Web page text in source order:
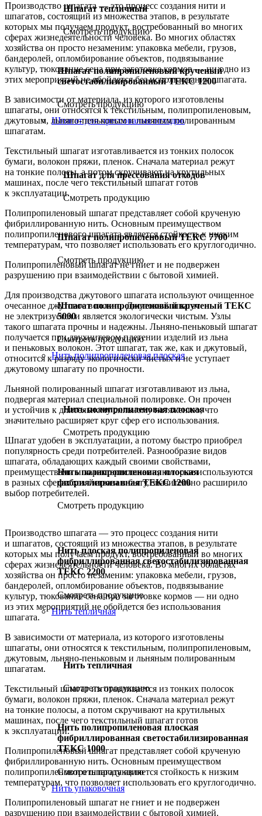
Шпагат тепличный
Смотреть продукцию
Шпагат полипропиленовый крученый
светостабилизированный ТЕКС 1200
Смотреть продукцию
Шпагат для прессования отходов
Шпагат для прессования отходов
Смотреть продукцию
Шпагат полипропиленовый ТЕКС 7700
Смотреть продукцию
Шпагат полипропиленовый крученый ТЕКС
5000
Смотреть продукцию
Нить полипропиленовая плоская
Нить полипропиленовая плоская
Смотреть продукцию
Нить полипропиленовая плоская
фибриллированная ТЕКС 1200
Смотреть продукцию
Нить плоская полипропиленовая
фибриллированная светостабилизированная
ТЕКС 2200
Смотреть продукцию
Нить тепличная
Нить тепличная
Смотреть продукцию
Нить полипропиленовая плоская
фибриллированная светостабилизированная
ТЕКС 1000
Смотреть продукцию
Нить упаковочная
Производство шпагата — это процесс создания нити и
шпагатов, состоящий из множества этапов, в результате
которых мы получаем продукт, востребованный во многих
сферах жизнедеятельности человека. Во многих областях
хозяйства он просто незаменим: упаковка мебели, грузов,
бандеролей, опломбирование объектов, подвязывание
культур, тюкование сена при заготовке кормов — ни одно из
этих мероприятий не обойдется без использования шпагата.
В зависимости от материала, из которого изготовлены
шпагаты, они относятся к текстильным, полипропиленовым,
джутовым, льняно-пеньковым и льняным полированным
шпагатам.
Текстильный шпагат изготавливается из тонких полосок
бумаги, волокон пряжи, пленок. Сначала материал режут
на тонкие полосы, а потом скручивают на крутильных
машинах, после чего текстильный шпагат готов
к эксплуатации.
Полипропиленовый шпагат представляет собой крученую
фибриллированную нить. Основным преимуществом
полипропиленового шпагата является стойкость к низким
температурам, что позволяет использовать его круглогодично.
Полипропиленовый шпагат не гниет и не подвержен
разрушению при взаимодействии с бытовой химией.
Для производства джутового шпагата используют очищенное
очесанное джутовое волокно. Джутовый шпагат
не электризуется и является экологически чистым. Узлы
такого шпагата прочны и надежны. Льняно-пеньковый шпагат
получается при двухнитевом плетении изделий из льна
и пеньковых волокон. Этот шпагат, так же, как и джутовый,
относится к разряду экологически чистых и не уступает
джутовому шпагату по прочности.
Льняной полированный шпагат изготавливают из льна,
подвергая материал специальной полировке. Он прочен
и устойчив к длительному сильному натяжению, что
значительно расширяет круг сфер его использования.
Шпагат удобен в эксплуатации, а потому быстро приобрел
популярность среди потребителей. Разнообразие видов
шпагата, обладающих каждый своими свойствами,
преимуществами и характеристиками, которые используются
в разных сферах хозяйства и в быту, значительно расширило
выбор потребителей.
Производство шпагата — это процесс создания нити
и шпагатов, состоящий из множества этапов, в результате
которых мы получаем продукт, востребованный во многих
сферах жизнедеятельности человека. Во многих областях
хозяйства он просто незаменим: упаковка мебели, грузов,
бандеролей, опломбирование объектов, подвязывание
культур, тюкование сена при заготовке кормов — ни одно
из этих мероприятий не обойдется без использования
шпагата.
В зависимости от материала, из которого изготовлены
шпагаты, они относятся к текстильным, полипропиленовым,
джутовым, льняно-пеньковым и льняным полированным
шпагатам.
Текстильный шпагат изготавливается из тонких полосок
бумаги, волокон пряжи, пленок. Сначала материал режут
на тонкие полосы, а потом скручивают на крутильных
машинах, после чего текстильный шпагат готов
к эксплуатации.
Полипропиленовый шпагат представляет собой крученую
фибриллированную нить. Основным преимуществом
полипропиленового шпагата является стойкость к низким
температурам, что позволяет использовать его круглогодично.
Полипропиленовый шпагат не гниет и не подвержен
разрушению при взаимодействии с бытовой химией.